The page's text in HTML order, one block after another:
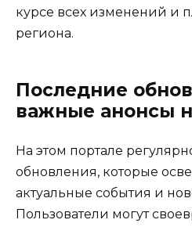
курсе всех изменений и
региона.
Последние
важные анонсы
На этом портале
обновления, которые
актуальные события и
Пользователи могут